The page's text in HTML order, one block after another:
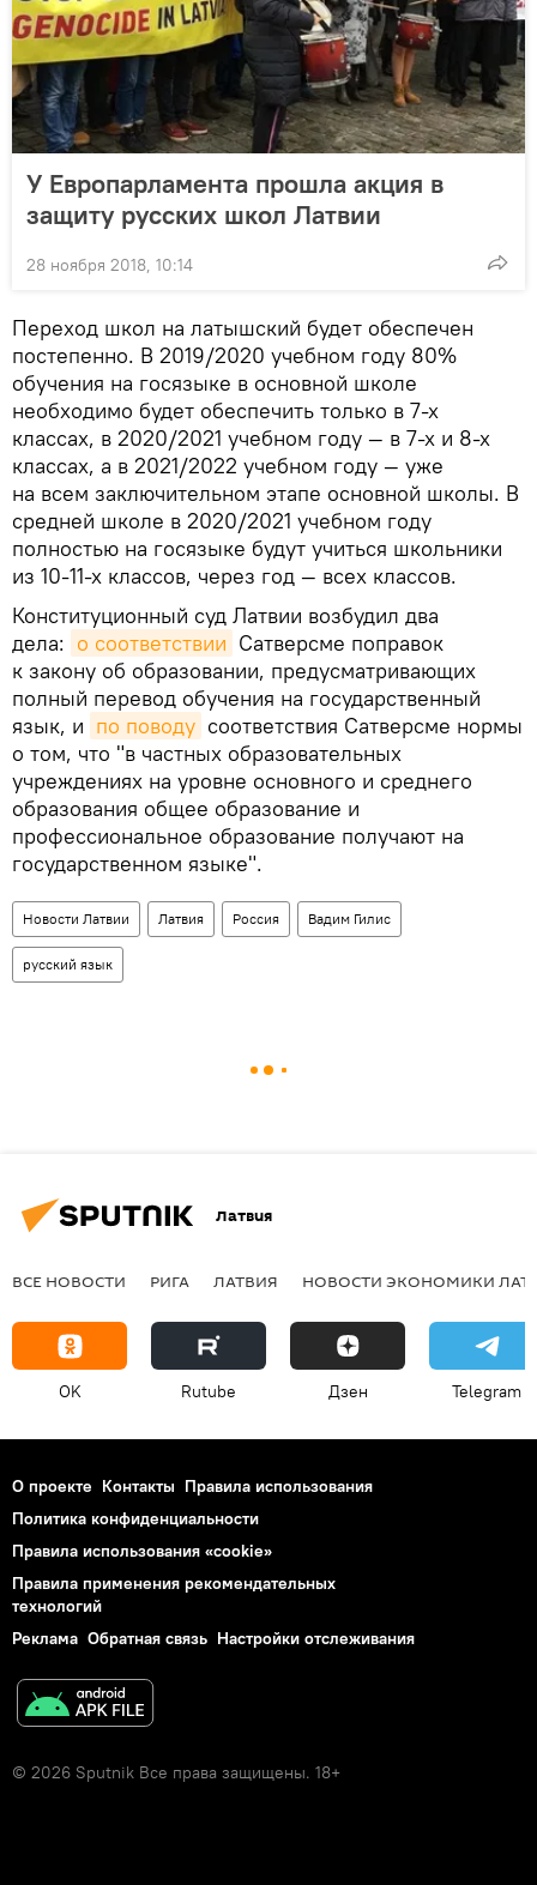
У Европарламента прошла акция в
защиту русских школ Латвии
28 ноября 2018, 10:14
Переход школ на латышский будет обеспечен
постепенно. В 2019/2020 учебном году 80%
обучения на госязыке в основной школе
необходимо будет обеспечить только в 7-х
классах, в 2020/2021 учебном году — в 7-х и 8-х
классах, а в 2021/2022 учебном году — уже
на всем заключительном этапе основной школы. В
средней школе в 2020/2021 учебном году
полностью на госязыке будут учиться школьники
из 10-11-х классов, через год — всех классов.
Конституционный суд Латвии возбудил два
дела: о соответствии Сатверсме поправок
к закону об образовании, предусматривающих
полный перевод обучения на государственный
язык, и по поводу соответствия Сатверсме нормы
о том, что "в частных образовательных
учреждениях на уровне основного и среднего
образования общее образование и
профессиональное образование получают на
государственном языке".
Новости Латвии Латвия Россия Вадим Гилис
русский язык
Латвия
ВСЕ НОВОСТИ РИГА ЛАТВИЯ НОВОСТИ ЭКОНОМИКИ
OK Rutube Дзен Telegram
О проекте Контакты Правила использования
Политика конфиденциальности
Правила использования «cookie»
Правила применения рекомендательных
технологий
Реклама Обратная связь Настройки отслеживания
© 2026 Sputnik Все права защищены. 18+